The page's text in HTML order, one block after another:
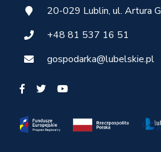
20-029 Lublin, ul. Artura
+48 81 537 16 51
gospodarka@lubelskie.pl